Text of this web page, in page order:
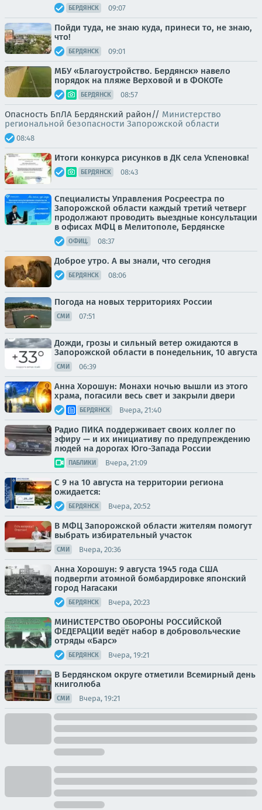
БЕРДЯНСК 09:07
Пойди туда, не знаю куда, принеси то, не знаю,
что!
БЕРДЯНСК 09:01
МБУ «Благоустройство. Бердянск» навело
порядок на пляже Верховой и в ФОКОТе
БЕРДЯНСК 08:57
Опасность БпЛА Бердянский район// Министерство
региональной безопасности Запорожской области
08:48
Итоги конкурса рисунков в ДК села Успеновка!
БЕРДЯНСК 08:43
Специалисты Управления Росреестра по
Запорожской области каждый третий четверг
продолжают проводить выездные консультации
в офисах МФЦ в Мелитополе, Бердянске
ОФИЦ. 08:37
Доброе утро. А вы знали, что сегодня
БЕРДЯНСК 08:06
Погода на новых территориях России
СМИ 07:51
Дожди, грозы и сильный ветер ожидаются в
Запорожской области в понедельник, 10 августа
СМИ 06:39
Анна Хорошун: Монахи ночью вышли из этого
храма, погасили весь свет и закрыли двери
БЕРДЯНСК Вчера, 21:40
Радио ПИКА поддерживает своих коллег по
эфиру — и их инициативу по предупреждению
людей на дорогах Юго-Запада России
ПАБЛИКИ Вчера, 21:09
С 9 на 10 августа на территории региона
ожидается:
БЕРДЯНСК Вчера, 20:52
В МФЦ Запорожской области жителям помогут
выбрать избирательный участок
СМИ Вчера, 20:36
Анна Хорошун: 9 августа 1945 года США
подвергли атомной бомбардировке японский
город Нагасаки
БЕРДЯНСК Вчера, 20:23
МИНИСТЕРСТВО ОБОРОНЫ РОССИЙСКОЙ
ФЕДЕРАЦИИ ведёт набор в добровольческие
отряды «Барс»
БЕРДЯНСК Вчера, 19:21
В Бердянском округе отметили Всемирный день
книголюба
СМИ Вчера, 19:21